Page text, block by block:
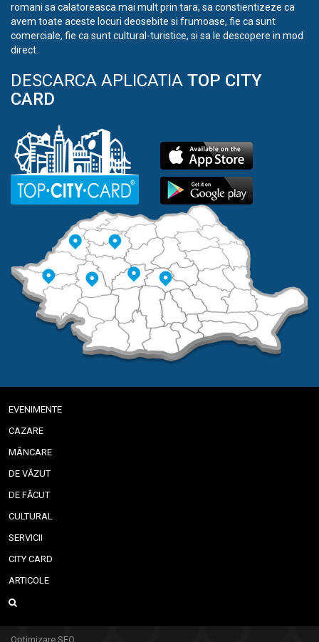
romani sa calatoreasca mai mult prin tara, sa constientizeze ca
avem toate aceste locuri deosebite si frumoase, fie ca sunt
comerciale, fie ca sunt cultural-turistice, si sa le descopere in mod
direct.
DESCARCA APLICATIA TOP CITY
CARD
EVENIMENTE
CAZARE
MÂNCARE
DE VĂZUT
DE FĂCUT
CULTURAL
SERVICII
CITY CARD
ARTICOLE
Optimizare SEO